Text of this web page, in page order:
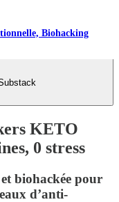
Biohacking
KETO
0 stress
biohackée pour
d’anti-